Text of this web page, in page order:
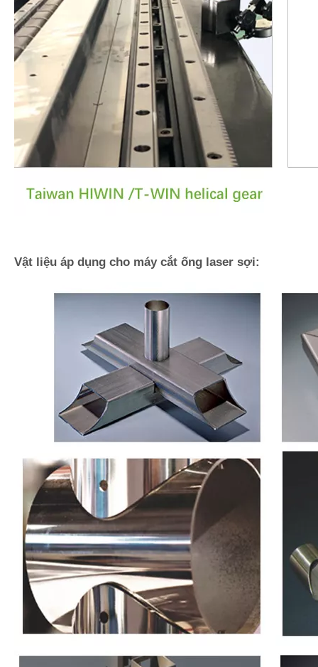
Vật liệu áp dụng cho máy cắt ống laser sợi: